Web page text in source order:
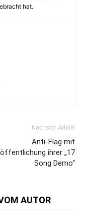
hat.
Nächster Artikel
Anti-Flag mit
ihrer „17
Song Demo“
AUTOR